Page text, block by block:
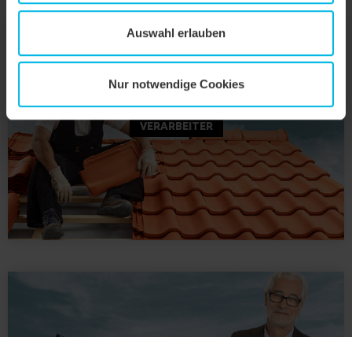
Auswahl erlauben
Nur notwendige Cookies
VERARBEITER